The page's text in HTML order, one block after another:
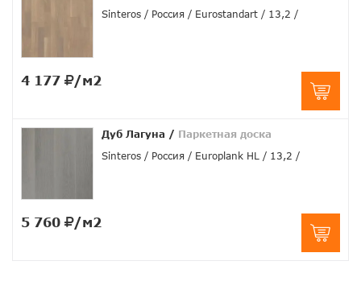
Sinteros
Россия Eurostandart 13,2
4 177 /м2
Дуб Лагуна / Паркетная доска
Sinteros
Россия Europlank HL 13,2
5 760 /м2